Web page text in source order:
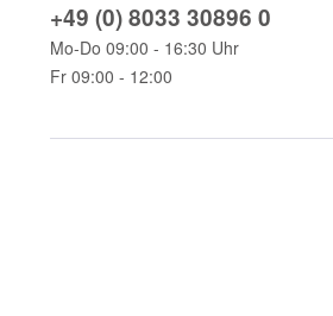
+49 (0) 8033 30896 0
Mo-Do 09:00 - 16:30 Uhr
Fr 09:00 - 12:00